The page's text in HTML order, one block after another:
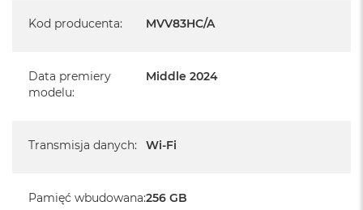
- lub nowszy, z darmową aktualizacją.
Kod producenta: MVV83HC/A
Data premiery
modelu:
Middle 2024
Transmisja danych: Wi-Fi
Pamięć wbudowana:256 GB